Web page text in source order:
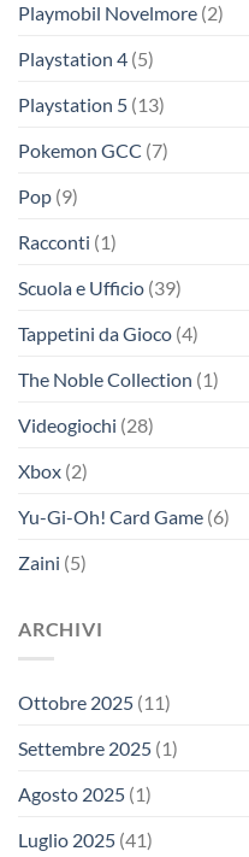
Playmobil Novelmore (2)
Playstation 4 (5)
Playstation 5 (13)
Pokemon GCC (7)
Pop (9)
Racconti (1)
Scuola e Ufficio (39)
Tappetini da Gioco (4)
The Noble Collection (1)
Videogiochi (28)
Xbox (2)
Yu-Gi-Oh! Card Game (6)
Zaini (5)
ARCHIVI
Ottobre 2025 (11)
Settembre 2025 (1)
Agosto 2025 (1)
Luglio 2025 (41)